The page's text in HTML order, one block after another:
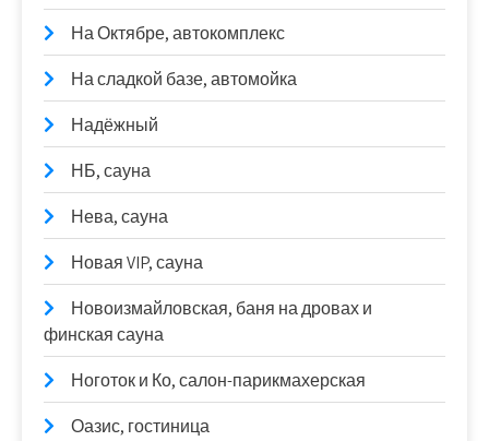
На Октябре, автокомплекс
На сладкой базе, автомойка
Надёжный
НБ, сауна
Нева, сауна
Новая VIP, сауна
Новоизмайловская, баня на дровах и
финская сауна
Ноготок и Ко, салон-парикмахерская
Оазис, гостиница